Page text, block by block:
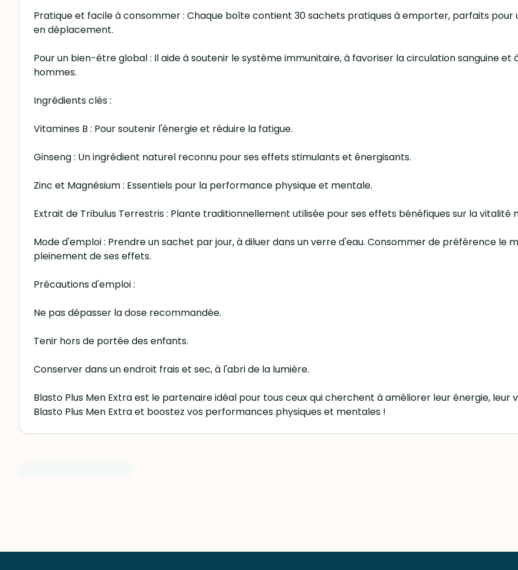
Pratique et facile à consommer : Chaque boîte contient 30 sachets pratiques à emporter, parfaits pour
en déplacement.
Pour un bien-être global : Il aide à soutenir le système immunitaire, à favoriser la circulation sanguine
hommes.
Ingrédients clés :
Vitamines B : Pour soutenir l'énergie et réduire la fatigue.
Ginseng : Un ingrédient naturel reconnu pour ses effets stimulants et énergisants.
Zinc et Magnésium : Essentiels pour la performance physique et mentale.
Extrait de Tribulus Terrestris : Plante traditionnellement utilisée pour ses effets bénéfiques sur la vitalité
Mode d'emploi : Prendre un sachet par jour, à diluer dans un verre d'eau. Consommer de préférence le
pleinement de ses effets.
Précautions d'emploi :
Ne pas dépasser la dose recommandée.
Tenir hors de portée des enfants.
Conserver dans un endroit frais et sec, à l'abri de la lumière.
Blasto Plus Men Extra est le partenaire idéal pour tous ceux qui cherchent à améliorer leur énergie,
Blasto Plus Men Extra et boostez vos performances physiques et mentales !